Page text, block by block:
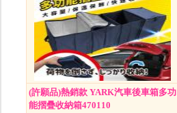
(許願品)熱銷款 YARK汽車後車箱多功
能摺疊收納箱470110